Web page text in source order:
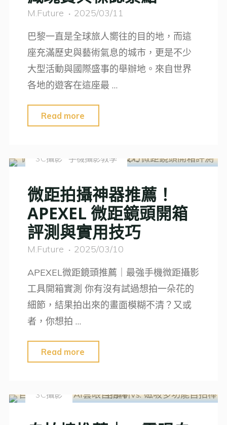
點
掌
握"
活
15
種
提
升
攝
影
意
拍
攝
角
度"
M.Future
2025/03/11
巴黎一直是全球旅人嚮往的目的地，而這
座充滿歷史與藝術氣息的城市，更是不少
大型活動與國際盛事的舉辦地。來自世界
各地的遊客在這座最 …
Read more
遊
南：
探
索
隱
瑰
寶
與
誌
3C攝影 手機攝影教學
微距拍攝神器推薦！
APEXEL 微距鏡頭開箱
評測與實用技巧
M.Future
2025/03/10
APEXEL微距鏡頭推薦｜最強手機微距攝影
工具開箱實測 你有沒有試過想拍一朵花的
細節，結果拍出來的畫面模糊不清？又或
者，你想拍 …
Read more
攝
3C攝影